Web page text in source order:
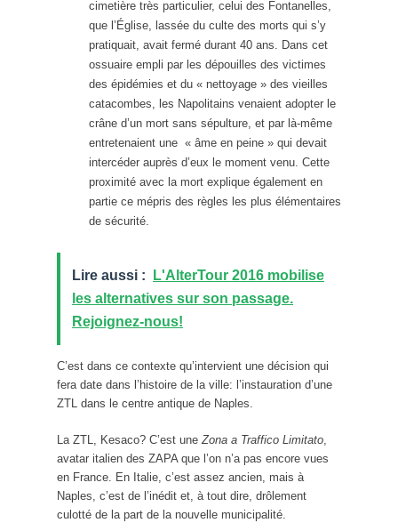
cimetière très particulier, celui des Fontanelles,
que l’Église, lassée du culte des morts qui s’y
pratiquait, avait fermé durant 40 ans. Dans cet
ossuaire empli par les dépouilles des victimes
des épidémies et du « nettoyage » des vieilles
catacombes, les Napolitains venaient adopter le
crâne d’un mort sans sépulture, et par là-même
entretenaient une « âme en peine » qui devait
intercéder auprès d’eux le moment venu. Cette
proximité avec la mort explique également en
partie ce mépris des règles les plus élémentaires
de sécurité.
Lire aussi :
L'AlterTour 2016 mobilise
les alternatives sur son passage.
Rejoignez-nous!
C’est dans ce contexte qu’intervient une décision qui
fera date dans l’histoire de la ville: l’instauration d’une
ZTL dans le centre antique de Naples.
La ZTL, Kesaco? C’est uneZona a Traffico Limitato,
avatar italien des ZAPA que l’on n’a pas encore vues
en France. En Italie, c’est assez ancien, mais à
Naples, c’est de l’inédit et, à tout dire, drôlement
culotté de la part de la nouvelle municipalité.